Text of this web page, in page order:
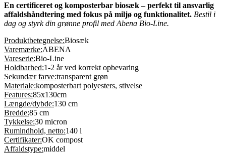
En certificeret og komposterbar biosæk – perfekt til ansvarlig
affaldshåndtering med fokus på miljø og funktionalitet. Bestil i
dag og styrk din grønne profil med Abena Bio-Line.
Produktbetegnelse:Biosæk
Varemærke:ABENA
Vareserie:Bio-Line
Holdbarhed:1-2 år ved korrekt opbevaring
Sekundær farve:transparent grøn
Materiale:komposterbart polyesters, stivelse
Features:85x130cm
Længde/dybde:130 cm
Bredde:85 cm
Tykkelse:30 micron
Rumindhold, netto:140 l
Certifikater:OK compost
Affaldstype:middel